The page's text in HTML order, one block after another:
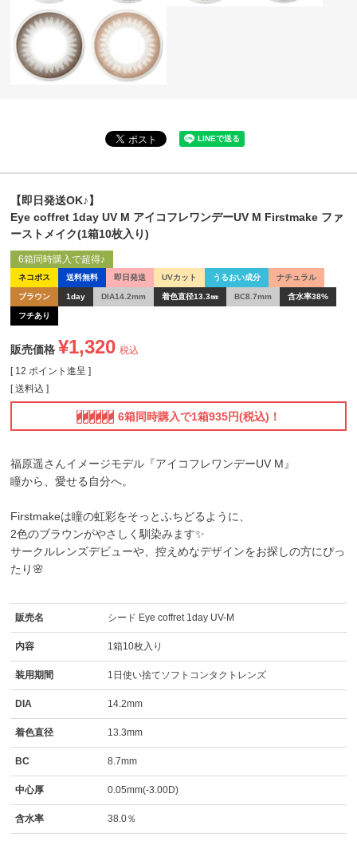
【即日発送OK♪】
Eye coffret 1day UV M アイコフレワンデーUV M Firstmake ファ
ーストメイク(1箱10枚入り)
ネコポス 送料無料 即日発送 UVカット うるおい成分 ナチュラル
ブラウン 1day DIA14.2mm 着色直径13.3㎜ BC8.7mm 含水率38%
フチあり
6箱同時購入で超得♪
販売価格 ¥1,320 税込
[ 12 ポイント進呈 ]
送料込
6箱同時購入で1箱935円(税込)！
福原遥さんイメージモデル『アイコフレワンデーUV M』
瞳から、愛せる自分へ。
Firstmakeは瞳の虹彩をそっとふちどるように、
2色のブラウンがやさしく馴染みます✨
サークルレンズデビューや、控えめなデザインをお探しの方にぴっ
たり🌸
販売名 シード Eye coffret 1day UV-M
内容 1箱10枚入り
装用期間 1日使い捨てソフトコンタクトレンズ
DIA 14.2mm
着色直径 13.3mm
BC 8.7mm
中心厚 0.05mm(-3.00D)
含水率 38.0％